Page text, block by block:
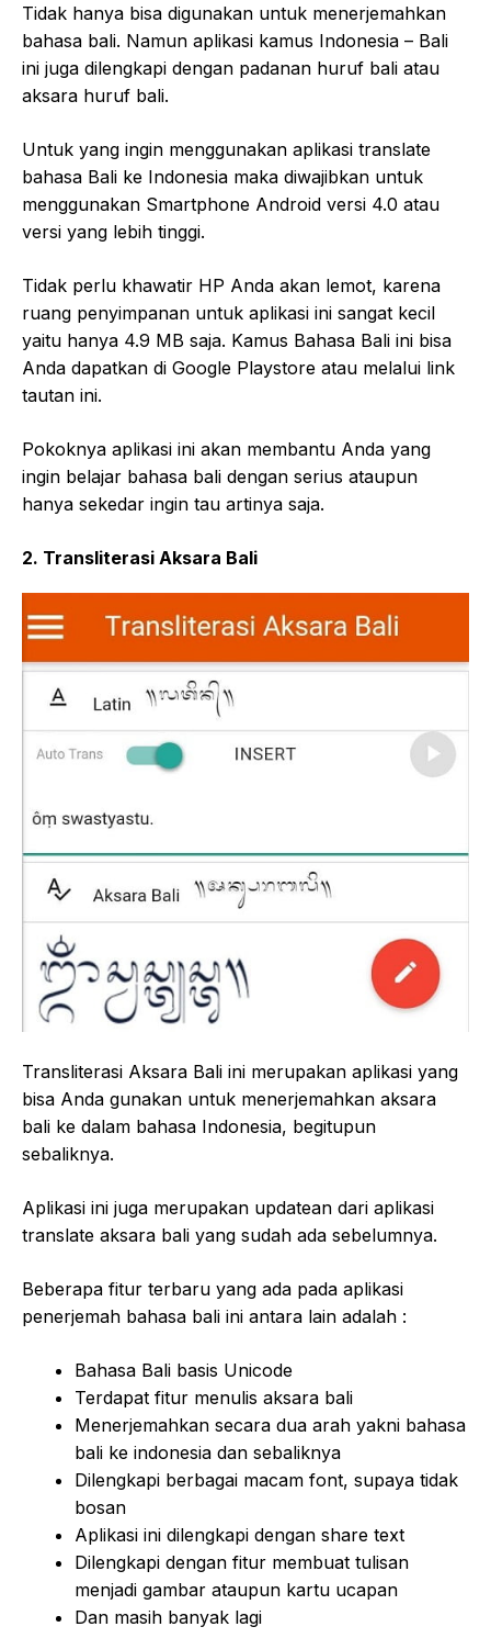
Tidak hanya bisa digunakan untuk menerjemahkan
bahasa bali. Namun aplikasi kamus Indonesia – Bali
ini juga dilengkapi dengan padanan huruf bali atau
aksara huruf bali.
Untuk yang ingin menggunakan aplikasi translate
bahasa Bali ke Indonesia maka diwajibkan untuk
menggunakan Smartphone Android versi 4.0 atau
versi yang lebih tinggi.
Tidak perlu khawatir HP Anda akan lemot, karena
ruang penyimpanan untuk aplikasi ini sangat kecil
yaitu hanya 4.9 MB saja. Kamus Bahasa Bali ini bisa
Anda dapatkan di Google Playstore atau melalui link
tautan ini.
Pokoknya aplikasi ini akan membantu Anda yang
ingin belajar bahasa bali dengan serius ataupun
hanya sekedar ingin tau artinya saja.
2. Transliterasi Aksara Bali
Transliterasi Aksara Bali ini merupakan aplikasi yang
bisa Anda gunakan untuk menerjemahkan aksara
bali ke dalam bahasa Indonesia, begitupun
sebaliknya.
Aplikasi ini juga merupakan updatean dari aplikasi
translate aksara bali yang sudah ada sebelumnya.
Beberapa fitur terbaru yang ada pada aplikasi
penerjemah bahasa bali ini antara lain adalah :
Bahasa Bali basis Unicode
Terdapat fitur menulis aksara bali
Menerjemahkan secara dua arah yakni bahasa
bali ke indonesia dan sebaliknya
Dilengkapi berbagai macam font, supaya tidak
bosan
Aplikasi ini dilengkapi dengan share text
Dilengkapi dengan fitur membuat tulisan
menjadi gambar ataupun kartu ucapan
Dan masih banyak lagi